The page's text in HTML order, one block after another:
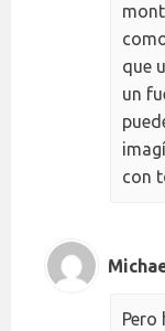
que
un
con
Pero